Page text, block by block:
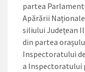
par­tea
Apărării
siliului Județean
din partea
Inspectoratului
a Inspectoratului